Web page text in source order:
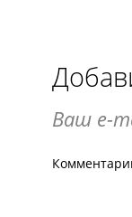
Ваш e-